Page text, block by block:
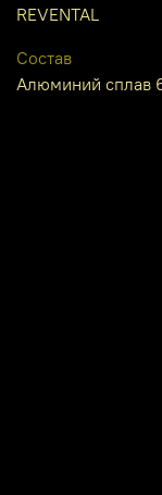
REVENTAL
Состав
Алюминий сплав